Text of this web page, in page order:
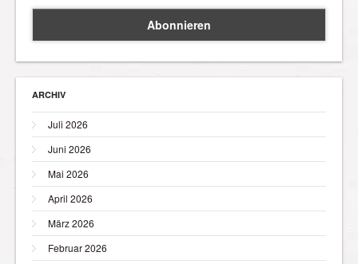
ARCHIV
Juli 2026
Juni 2026
Mai 2026
April 2026
März 2026
Februar 2026